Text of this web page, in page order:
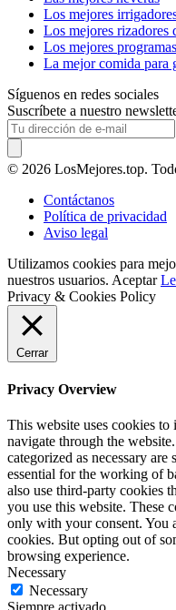
Los mejores
Los mejores rizadores
Los mejores
La mejor comida para
Síguenos en redes sociales
Suscríbete a nuestro
© 2026 LosMejores.top.
Contáctanos
Política de privacidad
Aviso legal
Utilizamos cookies para
nuestros usuarios. Aceptar
Privacy & Cookies Policy
Cerrar
Privacy Overview
This website uses cookies
navigate through the
categorized as necessary
essential for the working of
also use third-party cookies
you use this website. These
only with your consent. You
cookies. But opting out of
browsing experience.
Necessary
Necessary
Siempre activado